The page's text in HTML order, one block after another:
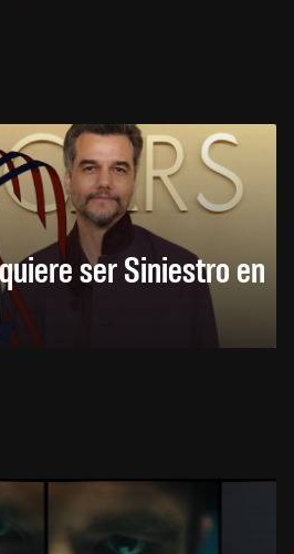
ser Siniestro en